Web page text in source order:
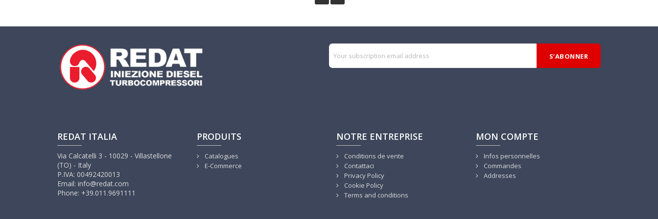
REDAT ITALIA
Via Calcatelli 3 - 10029 - Villastellone
(TO) - Italy
P.IVA: 00492420013
Email: info@redat.com
Phone: +39.011.9691111
PRODUITS
Catalogues
E-Commerce
NOTRE ENTREPRISE
Conditions de vente
Contattaci
Privacy Policy
Cookie Policy
Terms and conditions
MON COMPTE
Infos personnelles
Commandes
Addresses